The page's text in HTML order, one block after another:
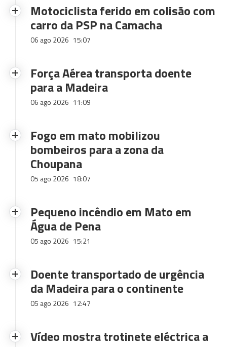
Motociclista ferido em colisão com
carro da PSP na Camacha
06 ago 2026 15:07
Força Aérea transporta doente
para a Madeira
06 ago 2026 11:09
Fogo em mato mobilizou
bombeiros para a zona da
Choupana
05 ago 2026 18:07
Pequeno incêndio em Mato em
Água de Pena
05 ago 2026 15:21
Doente transportado de urgência
da Madeira para o continente
05 ago 2026 12:47
Vídeo mostra trotinete eléctrica a